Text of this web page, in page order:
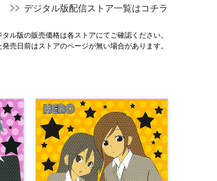
デジタル版配信ストア一覧はコチラ
ル版の販売価格は各ストアにてご確認ください。
売日前はストアのページが無い場合があります。